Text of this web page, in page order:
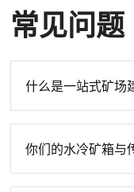
常见问题
什么是一站式矿场
你们的水冷矿箱与